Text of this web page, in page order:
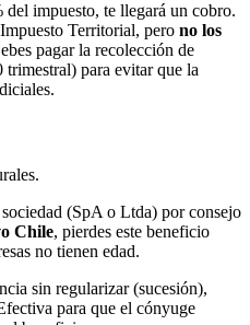
impuesto, te llegará un cobro.
Territorial, pero no los
pagar la recolección de
para evitar que la
sociedad (SpA o Ltda) por consejo
Chile, pierdes este beneficio
no tienen edad.
sin regularizar (sucesión),
para que el cónyuge